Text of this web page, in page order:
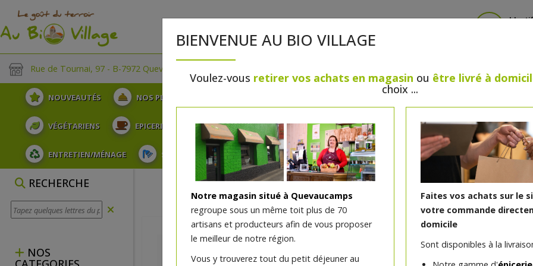
Rue de Tournai, 97 - B-7972 Quevaucamps
NOUVEAUTÉS NOS PLATEAUX
VÉGÉTARIENS EPICERIE PLATS TRAITEUR BOULANGERIE / PÂTISSERIE SANS GLUTEN, SANS
ENTRETIEN/MÉNAGE SOINS ET HYGIÈNE DU CORPS BEAUTÉ HUILES ESSENTIELLES MAISON
RECHERCHE
NOS
BIENVENUE AU BIO VILLAGE
Voulez-vous retirer vos achats en magasin ou être livré à
choix ...
Notre magasin situé à Quevaucamps
regroupe sous un même toit plus de 70
artisans et producteurs afin de vous proposer
le meilleur de notre région.
Vous y trouverez tout du petit déjeuner au
Faites vos achats sur le
votre commande
domicile
Sont disponibles à la
Melo cake classique
Demi sphère de chocolat avec son coeur